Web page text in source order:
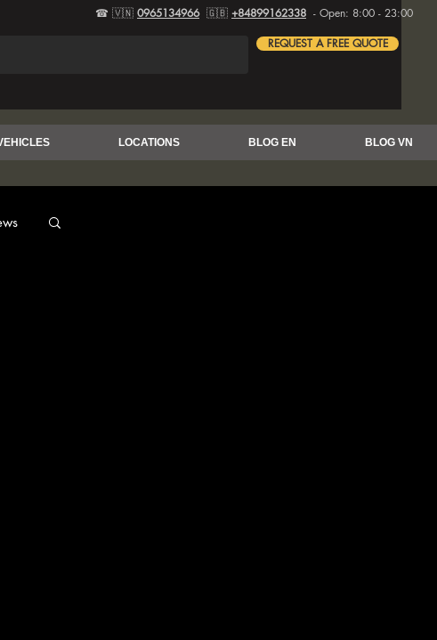
☎ 🇻🇳 0965134966🇬🇧 +84899162338 - Open: 8:00 - 23:00
REQUEST A FREE QUOTE
LOCATIONS BLOG EN BLOG VN